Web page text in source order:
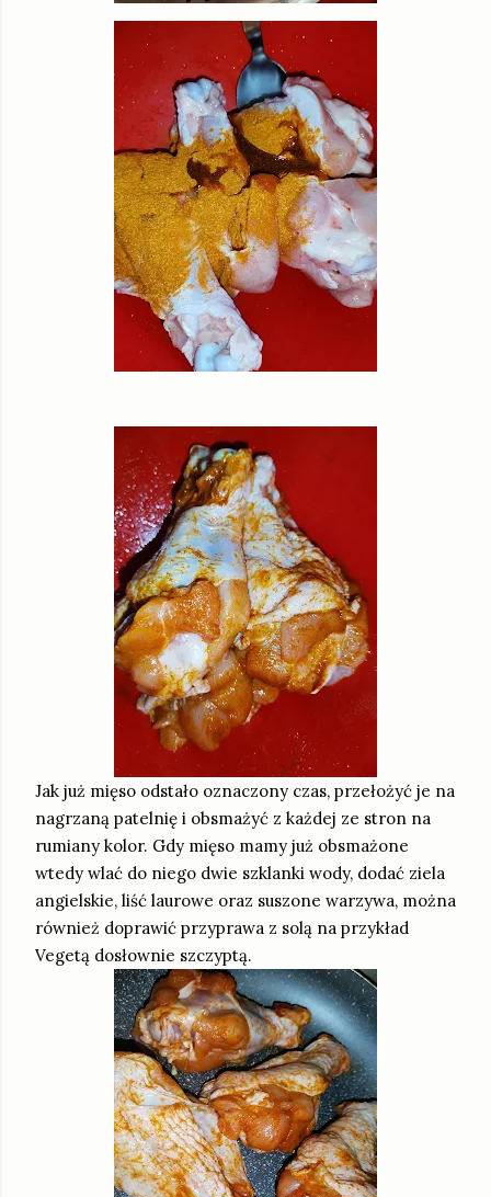
Jak już mięso odstało oznaczony czas, przełożyć je na
nagrzaną patelnię i obsmażyć z każdej ze stron na
rumiany kolor. Gdy mięso mamy już obsmażone
wtedy wlać do niego dwie szklanki wody, dodać ziela
angielskie, liść laurowe oraz suszone warzywa, można
również doprawić przyprawa z solą na przykład
Vegetą dosłownie szczyptą.